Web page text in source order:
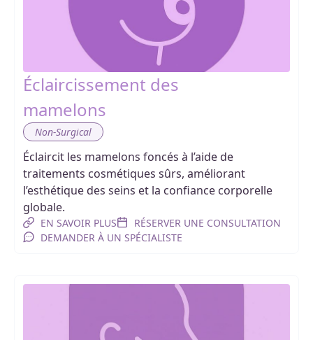
Éclaircissement des
mamelons
Non-Surgical
Éclaircit les mamelons foncés à l’aide de
traitements cosmétiques sûrs, améliorant
l’esthétique des seins et la confiance corporelle
globale.
EN SAVOIR PLUS
RÉSERVER UNE CONSULTATION
DEMANDER À UN SPÉCIALISTE